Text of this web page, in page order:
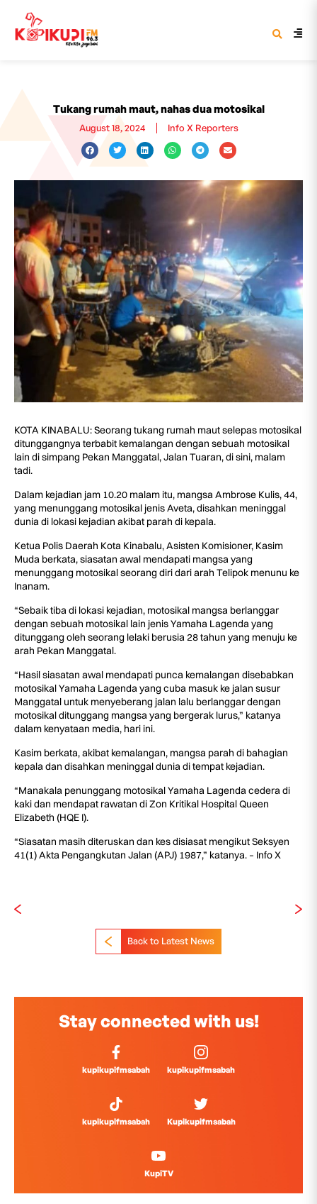
Tukang rumah maut, nahas dua motosikal
August 18, 2024 Info X Reporters
KOTA KINABALU: Seorang tukang rumah maut selepas motosikal
ditunggangnya terbabit kemalangan dengan sebuah motosikal
lain di simpang Pekan Manggatal, Jalan Tuaran, di sini, malam
tadi.
Dalam kejadian jam 10.20 malam itu, mangsa Ambrose Kulis, 44,
yang menunggang motosikal jenis Aveta, disahkan meninggal
dunia di lokasi kejadian akibat parah di kepala.
Ketua Polis Daerah Kota Kinabalu, Asisten Komisioner, Kasim
Muda berkata, siasatan awal mendapati mangsa yang
menunggang motosikal seorang diri dari arah Telipok menunu ke
Inanam.
“Sebaik tiba di lokasi kejadian, motosikal mangsa berlanggar
dengan sebuah motosikal lain jenis Yamaha Lagenda yang
ditunggang oleh seorang lelaki berusia 28 tahun yang menuju ke
arah Pekan Manggatal.
“Hasil siasatan awal mendapati punca kemalangan disebabkan
motosikal Yamaha Lagenda yang cuba masuk ke jalan susur
Manggatal untuk menyeberang jalan lalu berlanggar dengan
motosikal ditunggang mangsa yang bergerak lurus,” katanya
dalam kenyataan media, hari ini.
Kasim berkata, akibat kemalangan, mangsa parah di bahagian
kepala dan disahkan meninggal dunia di tempat kejadian.
“Manakala penunggang motosikal Yamaha Lagenda cedera di
kaki dan mendapat rawatan di Zon Kritikal Hospital Queen
Elizabeth (HQE I).
“Siasatan masih diteruskan dan kes disiasat mengikut Seksyen
41(1) Akta Pengangkutan Jalan (APJ) 1987,” katanya. – Info X
Back to Latest News
Stay connected with us!
kupikupifmsabah kupikupifmsabah
kupikupifmsabah Kupikupifmsabah
KupiTV